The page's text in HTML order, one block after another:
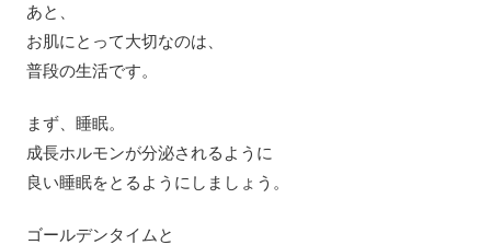
あと、
お肌にとって大切なのは、
普段の生活です。
まず、睡眠。
成長ホルモンが分泌されるように
良い睡眠をとるようにしましょう。
ゴールデンタイムと